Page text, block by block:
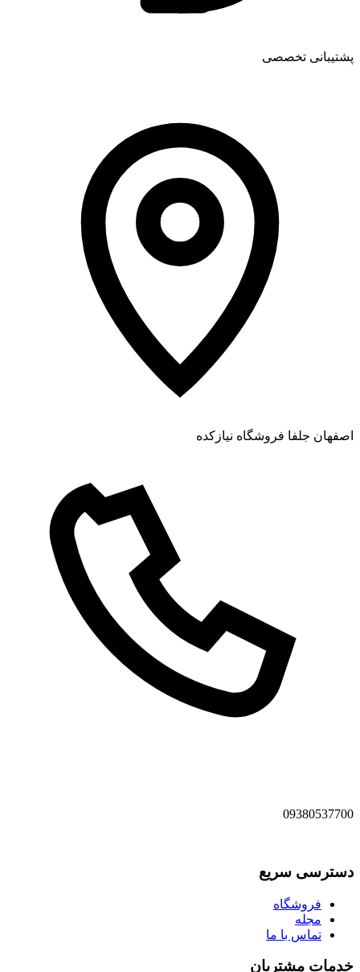
پشتیبانی تخصصی
اصفهان جلفا فروشگاه نیازکده
09380537700
دسترسی سریع
فروشگاه
مجله
تماس با ما
خدمات مشتریان